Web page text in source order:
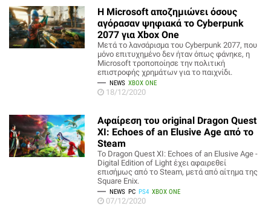
Η Microsoft αποζημιώνει όσους
αγόρασαν ψηφιακά το Cyberpunk
2077 για Xbox One
Μετά το λανσάρισμα του Cyberpunk 2077, που
μόνο επιτυχημένο δεν ήταν όπως φάνηκε, η
Microsoft τροποποίησε την πολιτική
επιστροφής χρημάτων για το παιχνίδι.
NEWS XBOX ONE
18/12/2020
Αφαίρεση του original Dragon Quest
XI: Echoes of an Elusive Age από το
Steam
Το Dragon Quest XI: Echoes of an Elusive Age -
Digital Edition of Light έχει αφαιρεθεί
επισήμως από το Steam, μετά από αίτημα της
Square Enix.
NEWS PC PS4 XBOX ONE
07/12/2020